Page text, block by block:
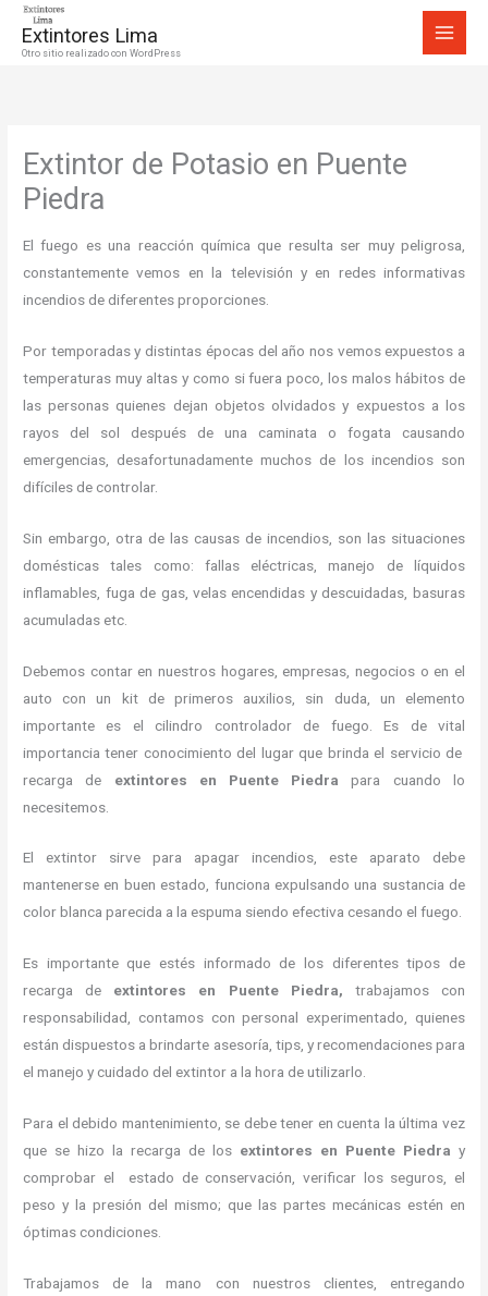
Extintores Lima
Otro sitio realizado con WordPress
Extintor de Potasio en Puente
Piedra
El fuego es una reacción química que resulta ser muy peligrosa,
constantemente vemos en la televisión y en redes informativas
incendios de diferentes proporciones.
Por temporadas y distintas épocas del año nos vemos expuestos a
temperaturas muy altas y como si fuera poco, los malos hábitos de
las personas quienes dejan objetos olvidados y expuestos a los
rayos del sol después de una caminata o fogata causando
emergencias, desafortunadamente muchos de los incendios son
difíciles de controlar.
Sin embargo, otra de las causas de incendios, son las situaciones
domésticas tales como: fallas eléctricas, manejo de líquidos
inflamables, fuga de gas, velas encendidas y descuidadas, basuras
acumuladas etc.
Debemos contar en nuestros hogares, empresas, negocios o en el
auto con un kit de primeros auxilios, sin duda, un elemento
importante es el cilindro controlador de fuego. Es de vital
importancia tener conocimiento del lugar que brinda el servicio de
recarga de extintores en Puente Piedrapara cuando lo
necesitemos.
El extintor sirve para apagar incendios, este aparato debe
mantenerse en buen estado, funciona expulsando una sustancia de
color blanca parecida a la espuma siendo efectiva cesando el fuego.
Es importante que estés informado de los diferentes tipos de
recarga de extintores en Puente Piedra, trabajamos con
responsabilidad, contamos con personal experimentado, quienes
están dispuestos a brindarte asesoría, tips, y recomendaciones para
el manejo y cuidado del extintor a la hora de utilizarlo.
Para el debido mantenimiento, se debe tener en cuenta la última vez
que se hizo la recarga de los extintores en Puente Piedra y
comprobar el estado de conservación, verificar los seguros, el
peso y la presión del mismo; que las partes mecánicas estén en
óptimas condiciones.
Trabajamos de la mano con nuestros clientes, entregando